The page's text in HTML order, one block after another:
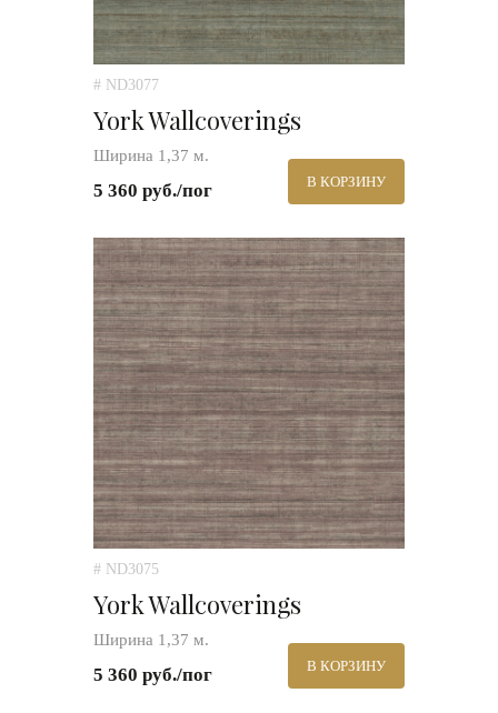
# ND3077
York Wallcoverings
Ширина 1,37 м.
5 360 руб./пог В КОРЗИНУ
# ND3075
York Wallcoverings
Ширина 1,37 м.
5 360 руб./пог В КОРЗИНУ